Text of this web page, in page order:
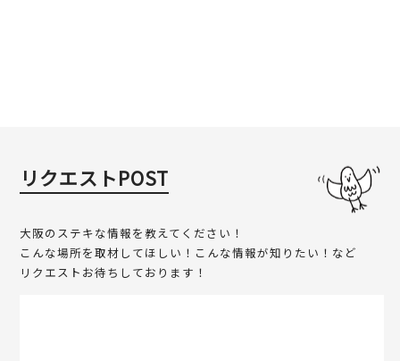
リクエストPOST
大阪のステキな情報を教えてください！
こんな場所を取材してほしい！こんな情報が知りたい！など
リクエストお待ちしております！